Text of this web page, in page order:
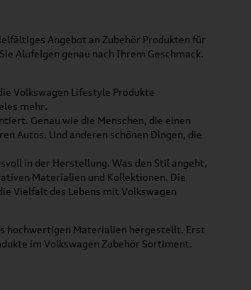
Angebot an Zubehör Produkten für
Alufelgen genau nach Ihrem Geschmack.
Volkswagen Lifestyle Produkte
mehr.
Genau wie die Menschen, die einen
Autos. Und anderen schönen Dingen, die
in der Herstellung. Was den Stil angeht,
Materialien und Kollektionen. Die
Vielfalt des Lebens mit Volkswagen
hochwertigen Materialien hergestellt. Erst
im Volkswagen Zubehör Sortiment.